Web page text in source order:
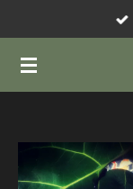
contenu
principal